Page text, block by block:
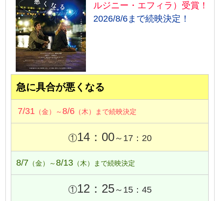
ルジニー・エフィラ）受賞！
2026/8/6まで続映決定！
急に具合が悪くなる
7/31 （金）～8/6 （木）まで続映決定
①14：00～17：20
8/7 （金）～8/13 （木）まで続映決定
①12：25～15：45